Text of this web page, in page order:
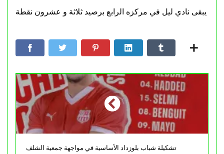
يبقى نادي ليل في مركزه الرابع برصيد ثلاثة و عشرون نقطة
تشكيلة شباب بلوزداد الأساسية في مواجهة جمعية الشلف